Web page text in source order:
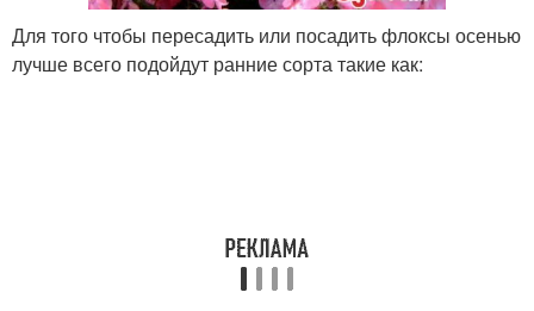
Для того чтобы пересадить или посадить флоксы осенью
лучше всего подойдут ранние сорта такие как: